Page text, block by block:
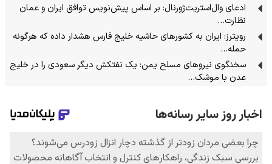
ادعای وال‌استریت‌ژورنال: بر اساس پیش‌نویس توافق ایران و عمان
نظارت…
رویترز: ایران به کشورهای حاشیه خلیج فارس هشدار داده که هرگونه
حمله…
سخنگوی نیرو‌های مسلح یمن: یک نفتکش دیگر سعودی را در خلیج
عدن با موشک…